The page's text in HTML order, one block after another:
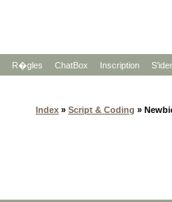
R�gles ChatBox Inscription
Index » Script & Coding »